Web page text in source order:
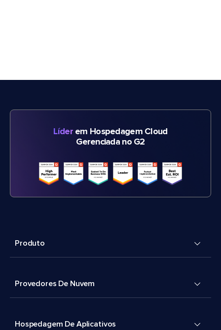
Líderem Hospedagem Cloud
Gerenciada no G2
Produto
Provedores De Nuvem
Hospedagem De Aplicativos